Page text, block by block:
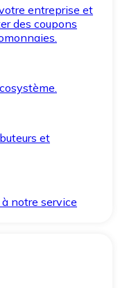
entreprise et
des coupons
et
notre service